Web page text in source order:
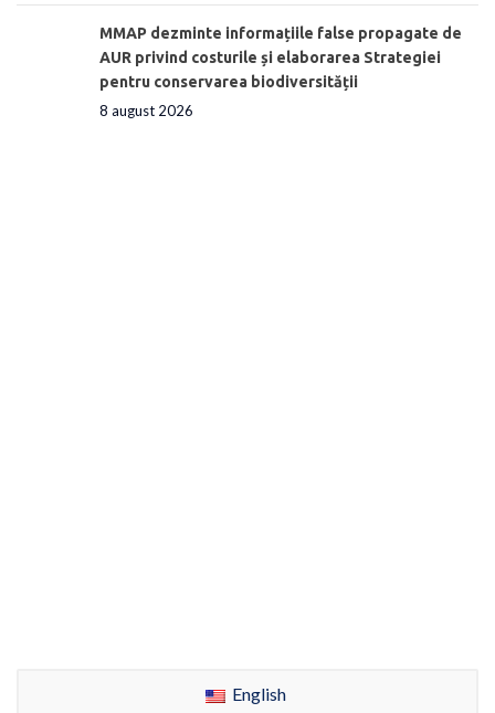
MMAP dezminte informațiile false propagate de
AUR privind costurile și elaborarea Strategiei
pentru conservarea biodiversității
8 august 2026
English